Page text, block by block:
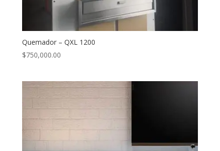
Quemador – QXL 1200
$750,000.00